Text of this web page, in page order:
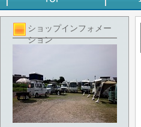
ショップインフォメー
ション